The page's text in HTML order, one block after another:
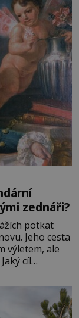
zednáři?
potkat
Jeho cesta
výletem, ale
cíl
tamní
nováčkem,